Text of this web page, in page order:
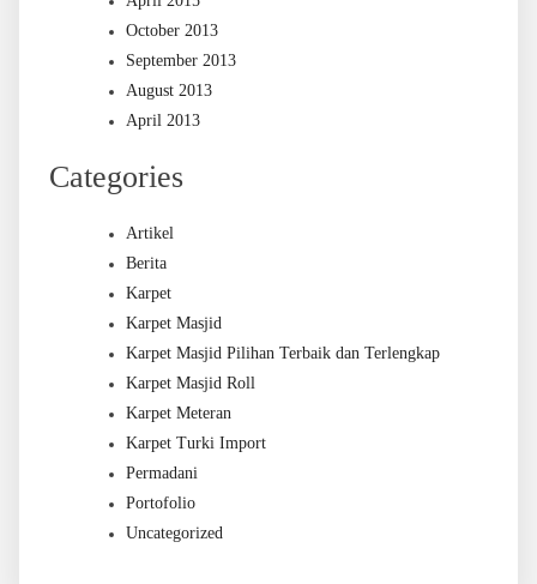
October 2013
September 2013
August 2013
April 2013
Categories
Artikel
Berita
Karpet
Karpet Masjid
Karpet Masjid Pilihan Terbaik dan Terlengkap
Karpet Masjid Roll
Karpet Meteran
Karpet Turki Import
Permadani
Portofolio
Uncategorized